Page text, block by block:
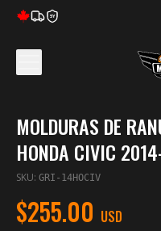
5Y
MOLDURAS DE
HONDA CIVIC
SKU: GRI-14HOCIV
$255.00 USD